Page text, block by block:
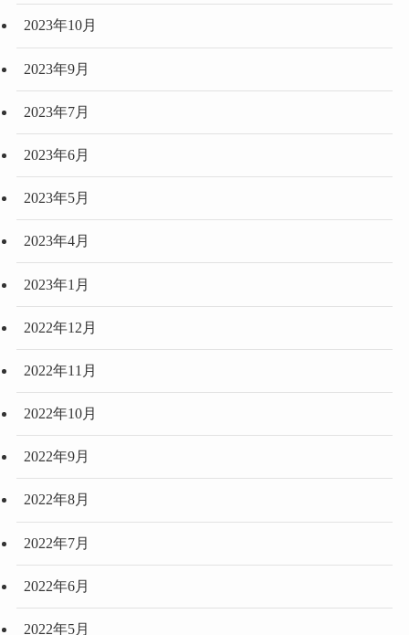
2023年10月
2023年9月
2023年7月
2023年6月
2023年5月
2023年4月
2023年1月
2022年12月
2022年11月
2022年10月
2022年9月
2022年8月
2022年7月
2022年6月
2022年5月